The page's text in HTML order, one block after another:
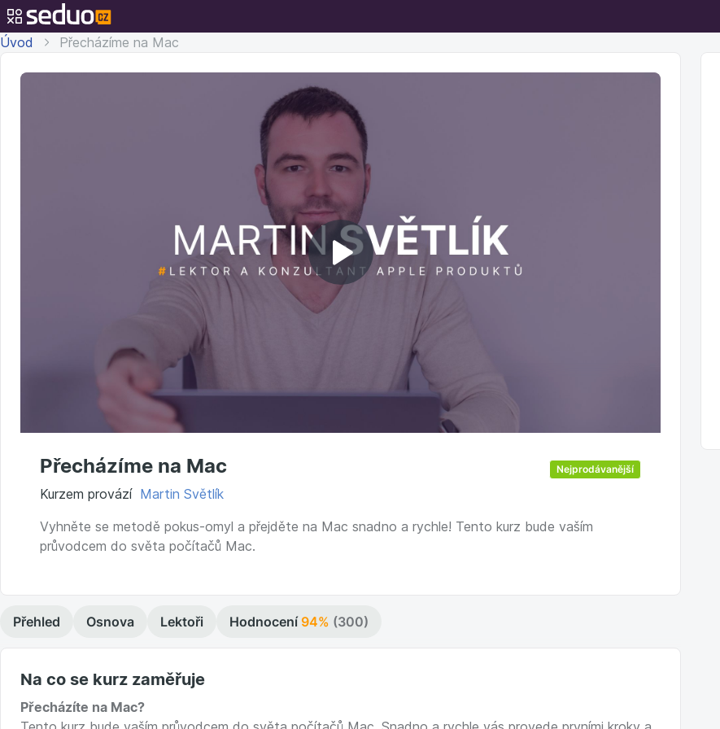
Úvod Přecházíme na Mac
Přehrát
Přecházíme na Mac Nejprodávanější
Kurzem provází Martin Světlík
Vyhněte se metodě pokus-omyl a přejděte na Mac snadno a rychle! Tento kurz bude vaším
průvodcem do světa počítačů Mac.
Přehled Osnova Lektoři Hodnocení 94% (300)
Na co se kurz zaměřuje
Přecházíte na Mac?